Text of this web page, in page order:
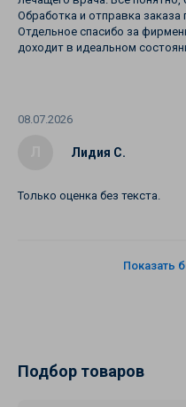
Обработка и отправка
Отдельное спасибо за
доходит в идеальном
Лидия С.
08.07.2026
Только оценка без текста.
Показать
Подбор товаров